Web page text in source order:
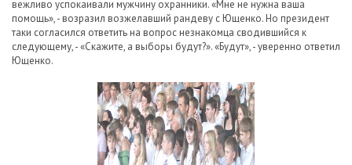
вежливо успокаивали мужчину охранники. «Мне не нужна ваша
помощь», - возразил возжелавший рандеву с Ющенко. Но президент
таки согласился ответить на вопрос незнакомца сводившийся к
следующему, - «Скажите, а выборы будут?». «Будут», - уверенно ответил
Ющенко.